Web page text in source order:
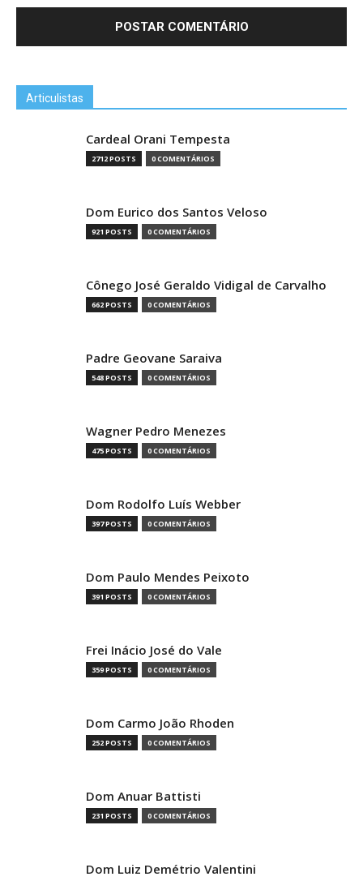
Articulistas
Cardeal Orani Tempesta
2712 POSTS 0 COMENTÁRIOS
Dom Eurico dos Santos Veloso
921 POSTS 0 COMENTÁRIOS
Cônego José Geraldo Vidigal de Carvalho
662 POSTS 0 COMENTÁRIOS
Padre Geovane Saraiva
548 POSTS 0 COMENTÁRIOS
Wagner Pedro Menezes
475 POSTS 0 COMENTÁRIOS
Dom Rodolfo Luís Webber
397 POSTS 0 COMENTÁRIOS
Dom Paulo Mendes Peixoto
391 POSTS 0 COMENTÁRIOS
Frei Inácio José do Vale
359 POSTS 0 COMENTÁRIOS
Dom Carmo João Rhoden
252 POSTS 0 COMENTÁRIOS
Dom Anuar Battisti
231 POSTS 0 COMENTÁRIOS
Dom Luiz Demétrio Valentini